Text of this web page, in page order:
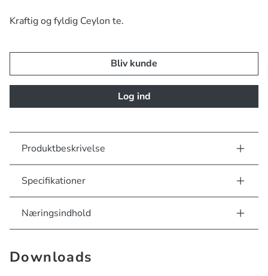
Kraftig og fyldig Ceylon te.
Bliv kunde
Log ind
Produktbeskrivelse
Specifikationer
Næringsindhold
Downloads